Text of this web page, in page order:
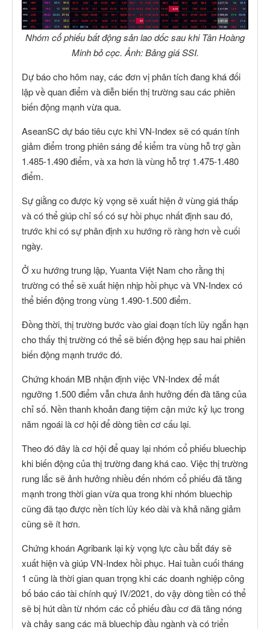
Nhóm cổ phiếu bất động sản lao dốc sau khi Tân Hoàng
Minh bỏ cọc. Ảnh: Bảng giá SSI.
Dự báo cho hôm nay, các đơn vị phân tích đang khá đối
lập về quan điểm và diễn biến thị trường sau các phiên
biến động mạnh vừa qua.
AseanSC dự báo tiêu cực khi VN-Index sẽ có quán tính
giảm điểm trong phiên sáng để kiểm tra vùng hỗ trợ gần
1.485-1.490 điểm, và xa hơn là vùng hỗ trợ 1.475-1.480
điểm.
Sự giằng co được kỳ vọng sẽ xuất hiện ở vùng giá thấp
và có thể giúp chỉ số có sự hồi phục nhất định sau đó,
trước khi có sự phân định xu hướng rõ ràng hơn về cuối
ngày.
Ở xu hướng trung lập, Yuanta Việt Nam cho rằng thị
trường có thể sẽ xuất hiện nhịp hồi phục và VN-Index có
thể biến động trong vùng 1.490-1.500 điểm.
Đồng thời, thị trường bước vào giai đoạn tích lũy ngắn hạn
cho thấy thị trường có thể sẽ biến động hẹp sau hai phiên
biến động mạnh trước đó.
Chứng khoán MB nhận định việc VN-Index để mất
ngưỡng 1.500 điểm vẫn chưa ảnh hưởng đến đà tăng của
chỉ số. Nền thanh khoản đang tiệm cận mức kỷ lục trong
năm ngoái là cơ hội để dòng tiền cơ cấu lại.
Theo đó đây là cơ hội để quay lại nhóm cổ phiếu bluechip
khi biến động của thị trường đang khá cao. Việc thị trường
rung lắc sẽ ảnh hưởng nhiều đến nhóm cổ phiếu đã tăng
mạnh trong thời gian vừa qua trong khi nhóm bluechip
cũng đã tạo được nền tích lũy kéo dài và khả năng giảm
cũng sẽ ít hơn.
Chứng khoán Agribank lại kỳ vọng lực cầu bắt đáy sẽ
xuất hiện và giúp VN-Index hồi phục. Hai tuần cuối tháng
1 cũng là thời gian quan trọng khi các doanh nghiệp công
bố báo cáo tài chính quý IV/2021, do vậy dòng tiền có thể
sẽ bị hút dần từ nhóm các cổ phiếu đầu cơ đã tăng nóng
và chảy sang các mã bluechip đầu ngành và có triển